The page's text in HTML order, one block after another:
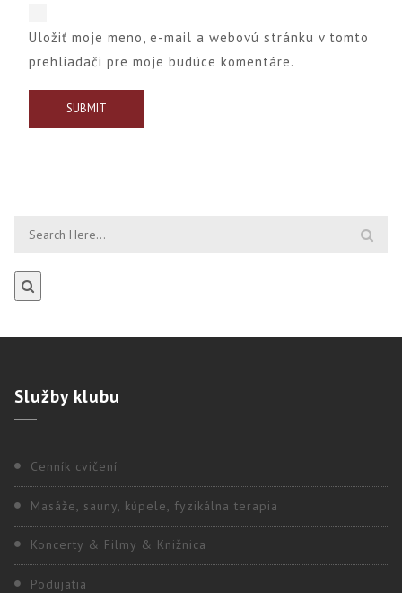
Uložiť moje meno, e-mail a webovú stránku v tomto
prehliadači pre moje budúce komentáre.
Službyklubu
Cenník cvičení
Masáže, sauny, kúpele, fyzikálna terapia
Koncerty & Filmy & Knižnica
Podujatia